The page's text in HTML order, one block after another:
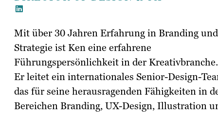
Mit über 30 Jahren Erfahrung in Branding und
Strategie ist Ken eine erfahrene
Führungspersönlichkeit in der Kreativbranche.
Er leitet ein internationales Senior-Design-
das für seine herausragenden Fähigkeiten in
Bereichen Branding, UX-Design, Illustration